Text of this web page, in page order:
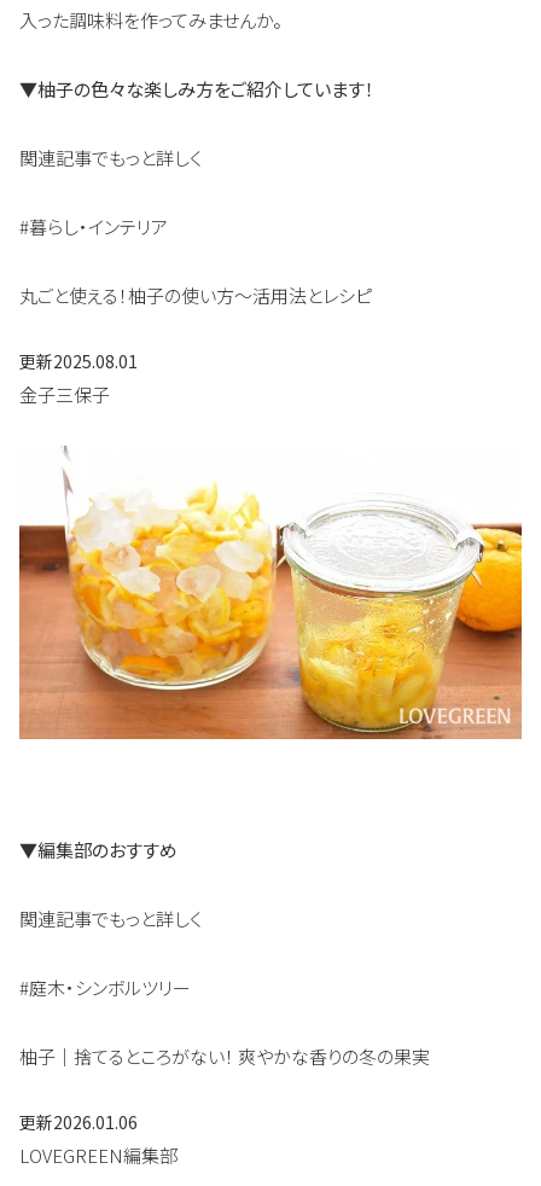
入った調味料を作ってみませんか。
▼柚子の色々な楽しみ方をご紹介しています！
関連記事でもっと詳しく
#暮らし・インテリア
丸ごと使える！柚子の使い方～活用法とレシピ
更新2025.08.01
金子三保子
▼編集部のおすすめ
関連記事でもっと詳しく
#庭木・シンボルツリー
柚子｜捨てるところがない！ 爽やかな香りの冬の果実
更新2026.01.06
LOVEGREEN編集部